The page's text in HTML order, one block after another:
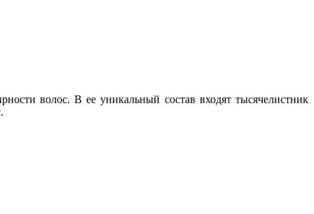
волос. В ее уникальный состав входят тысячелистник